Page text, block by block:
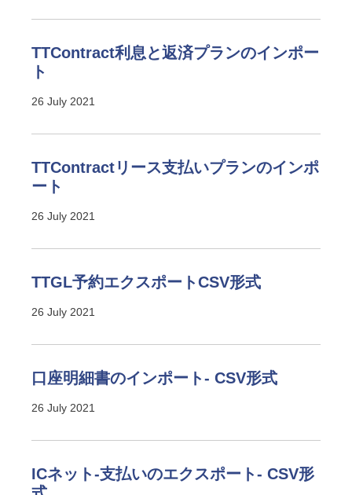
TTContract利息と返済プランのインポー
ト
26 July 2021
TTContractリース支払いプランのインポ
ート
26 July 2021
TTGL予約エクスポートCSV形式
26 July 2021
口座明細書のインポート- CSV形式
26 July 2021
ICネット-支払いのエクスポート- CSV形